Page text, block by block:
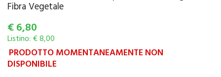
Fibra Vegetale
€6,80
Listino: € 8,00
PRODOTTO MOMENTANEAMENTE NON
DISPONIBILE